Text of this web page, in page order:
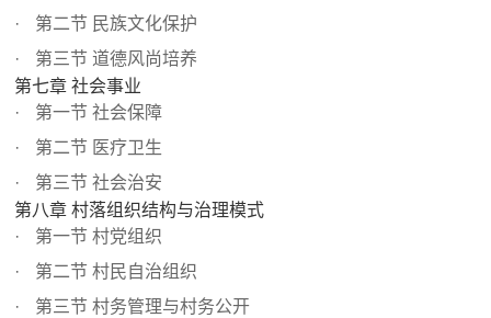
第二节 民族文化保护
第三节 道德风尚培养
第七章 社会事业
第一节 社会保障
第二节 医疗卫生
第三节 社会治安
第八章 村落组织结构与治理模式
第一节 村党组织
第二节 村民自治组织
第三节 村务管理与村务公开